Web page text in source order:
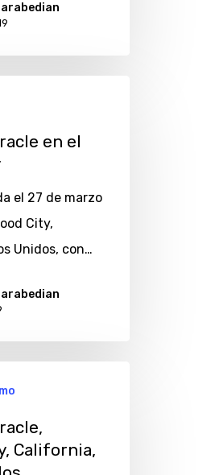
en el
el 27 de marzo
City,
Unidos, con…
California,